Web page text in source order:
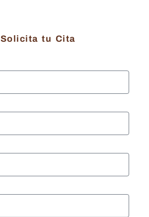
Solicita tu Cita